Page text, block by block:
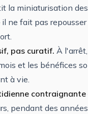
la miniaturisation
ne fait pas
pas curatif. À
et les bénéfices
à vie.
contraignante
pendant des